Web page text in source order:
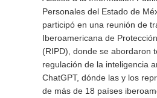
Personales del Estado de
participó en una reunión de
Iberoamericana de
(RIPD), donde se abordaron
regulación de la inteligencia
ChatGPT, dónde las y los
de más de 18 países